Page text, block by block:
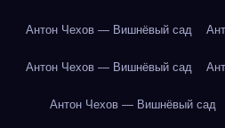
Антон Чехов — Вишнёвый сад
Антон Чехов — Вишнёвый сад
Антон Чехов — Вишнёвый сад